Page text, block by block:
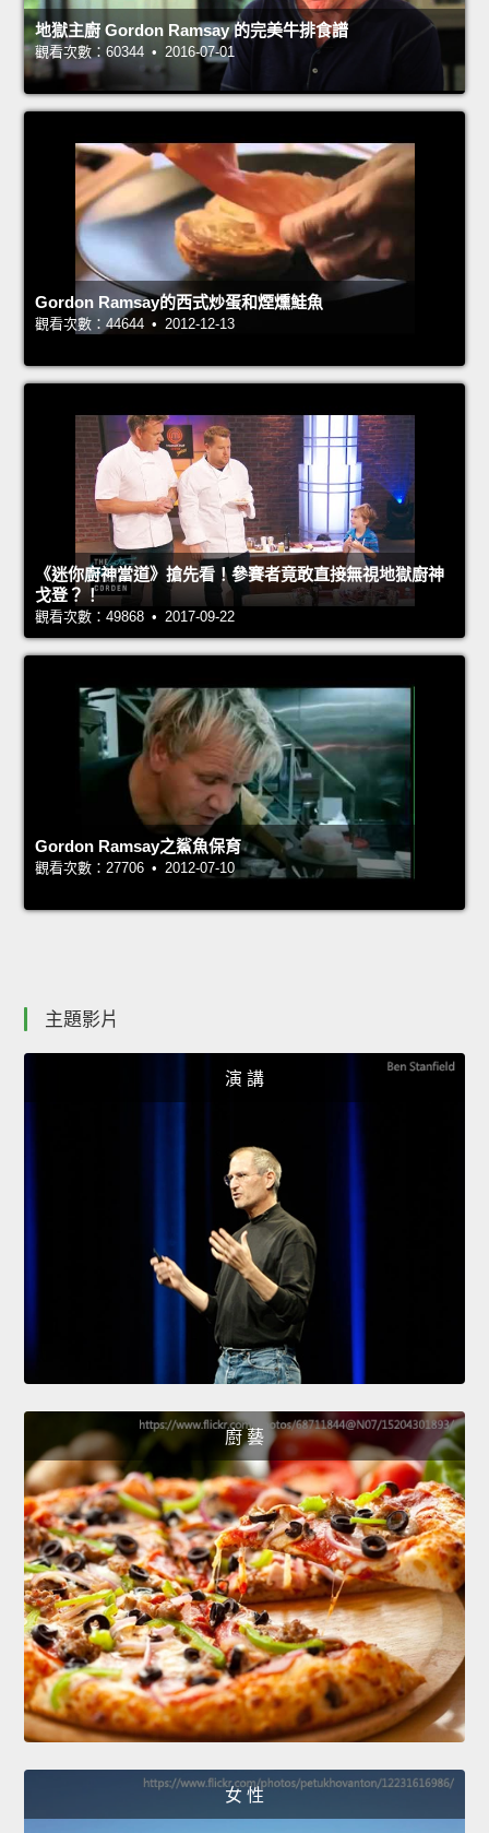
地獄主廚 Gordon Ramsay 的完美牛排食譜
觀看次數：60344 • 2016-07-01
Gordon Ramsay的西式炒蛋和煙燻鮭魚
觀看次數：44644 • 2012-12-13
《迷你廚神當道》搶先看！參賽者竟敢直接無視地獄廚神
戈登？！
觀看次數：49868 • 2017-09-22
Gordon Ramsay之鯊魚保育
觀看次數：27706 • 2012-07-10
主題影片
演 講
廚 藝
女 性